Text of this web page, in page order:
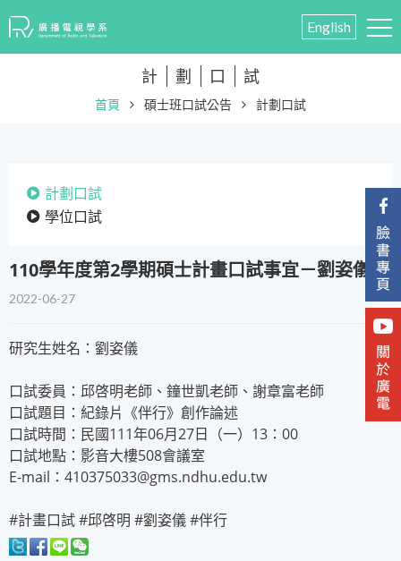
English
計 劃 口 試
首頁 碩士班口試公告 計劃口試
計劃口試
學位口試
110學年度第2學期碩士計畫口試事宜－劉姿儀
2022-06-27
研究生姓名：劉姿儀
口試委員：邱啓明老師、鐘世凱老師、謝章富老師
口試題目：紀錄片《伴行》創作論述
口試時間：民國111年06月27日（一）13：00
口試地點：影音大樓508會議室
E-mail：410375033@gms.ndhu.edu.tw
#計畫口試 #邱啓明 #劉姿儀 #伴行